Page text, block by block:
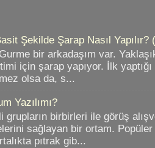
Şekilde Şarap Nasıl Yapılır?
bir arkadaşım var.
için şarap yapıyor. İlk
olsa da, s...
Yazılımı?
grupların birbirleri ile görüş
sağlayan bir ortam. Popüler
pıtrak gib...